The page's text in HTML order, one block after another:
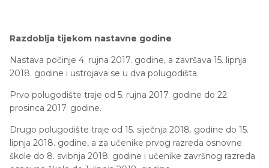
Razdoblja tijekom nastavne godine
Nastava počinje 4. rujna 2017. godine, a završava 15. lipnja
2018. godine i ustrojava se u dva polugodišta.
Prvo polugodište traje od 5. rujna 2017. godine do 22.
prosinca 2017. godine.
Drugo polugodište traje od 15. siječnja 2018. godine do 15.
lipnja 2018. godine, a za učenike prvog razreda osnovne
škole do 8. svibnja 2018. godine i učenike završnog razreda